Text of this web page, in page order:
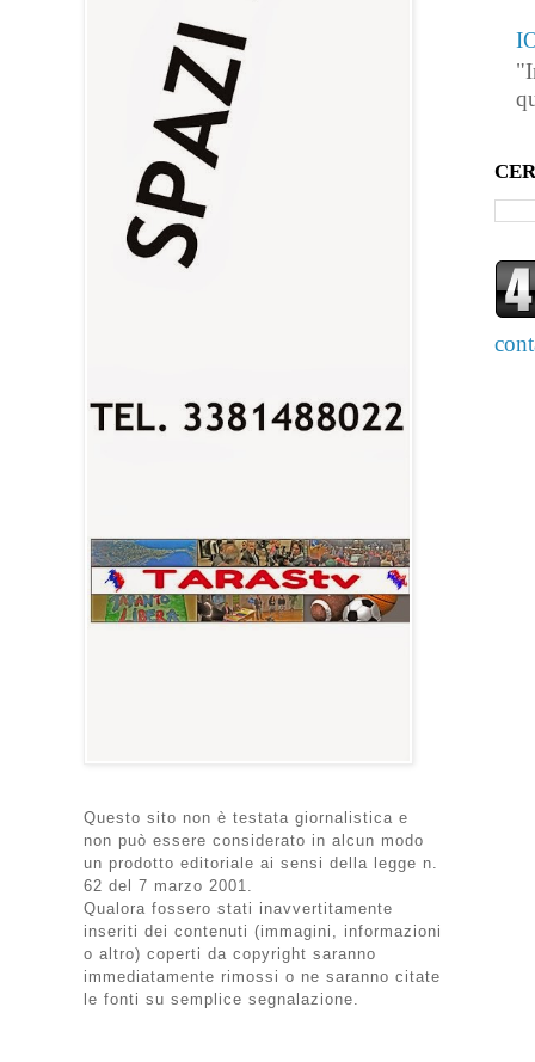
Questo sito non è testata giornalistica e
non può essere considerato in alcun modo
un prodotto editoriale ai sensi della legge n.
62 del 7 marzo 2001.
Qualora fossero stati inavvertitamente
inseriti dei contenuti (immagini, informazioni
o altro) coperti da copyright saranno
immediatamente rimossi o ne saranno citate
le fonti su semplice segnalazione.